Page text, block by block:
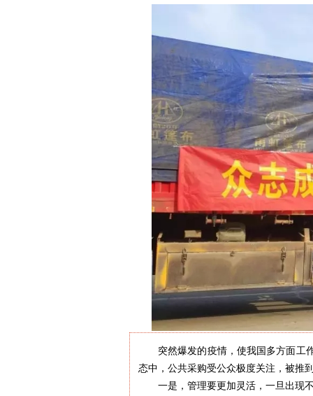
突然爆发的疫情，使我国多方面工
态中，公共采购受公众极度关注，被推
一是，管理要更加灵活，一旦出现